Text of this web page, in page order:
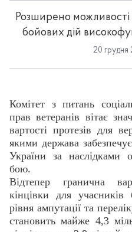
Розширено
бойових дій
20 грудня
Комітет з питань
прав ветеранів вітає
вартості протезів для
якими держава
України за наслідками
бою.
Відтепер гранична
кінцівки для
рівня ампутації та
становить майже 4,3